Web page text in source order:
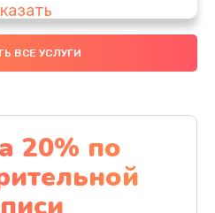
камеры
динамика
руб.
ВСЕ УСЛУГИ
20% по